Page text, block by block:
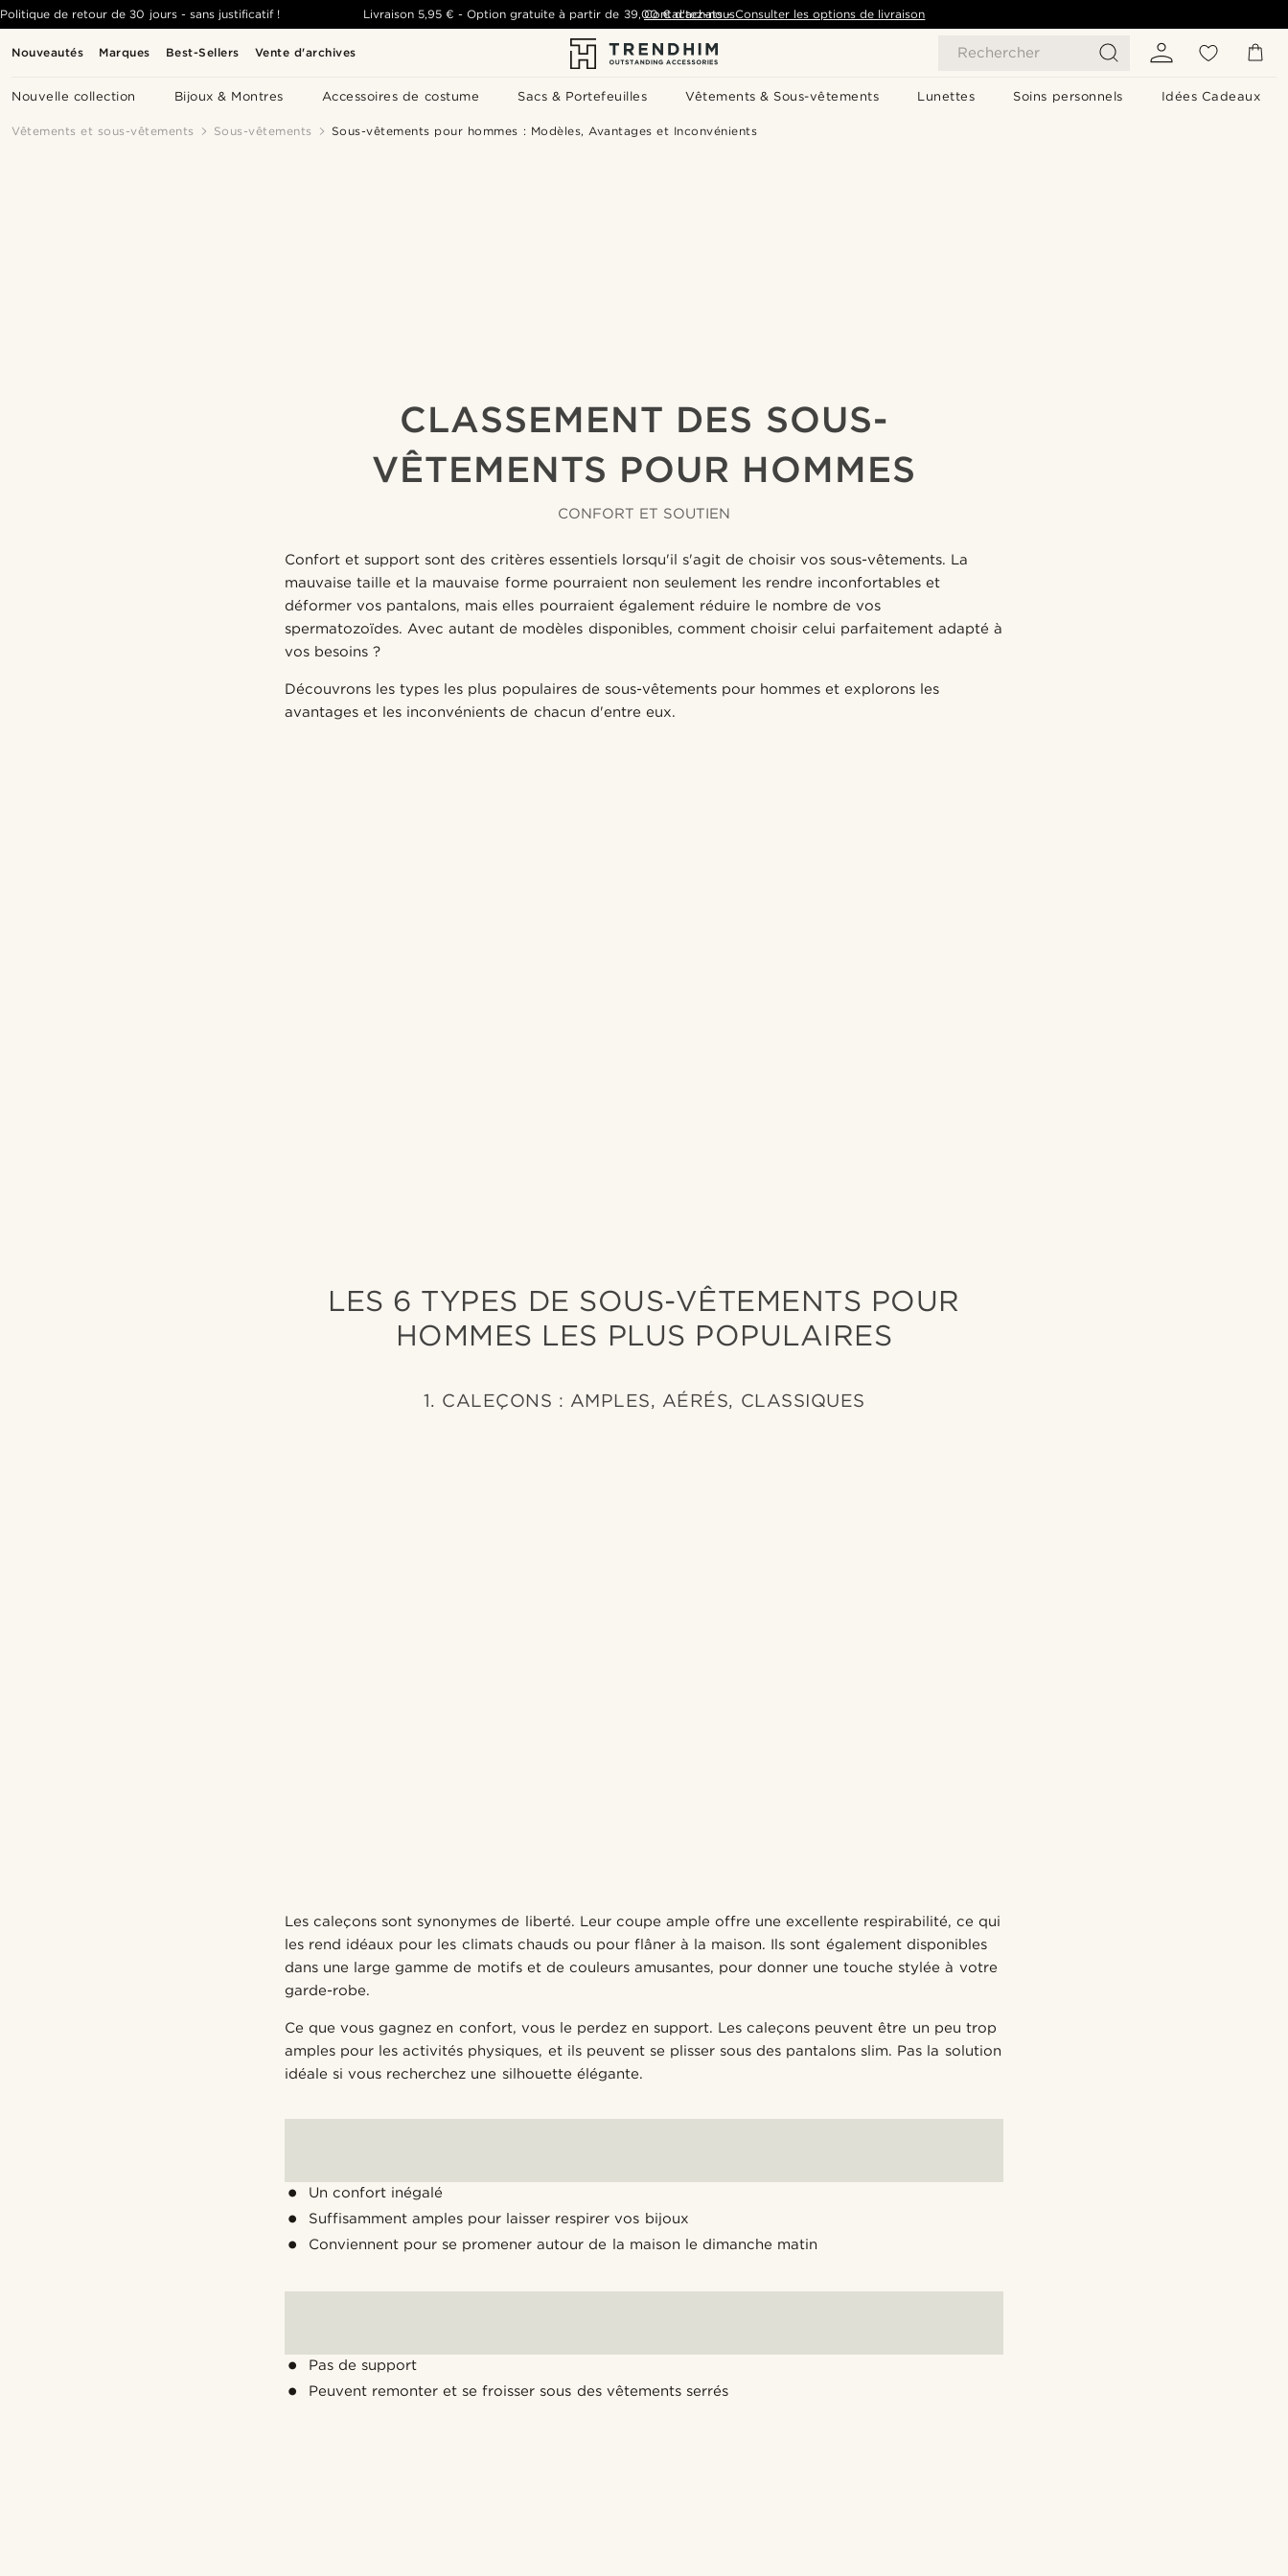
Nouveautés Marques Best-Sellers Vente d'archives Rechercher
Nouvelle collection Bijoux & Montres Accessoires de costume Sacs & Portefeuilles Vêtements & Sous-vêtements Lunettes Soins personnels Idées Cadeaux
Politique de retour de 30 jours - sans justificatif ! Livraison 5,95 € -Option gratuite à partir de 39,00 € d'achats- Consulter les options de livraison
Contactez-nous
Vêtements et sous-vêtements Sous-vêtements Sous-vêtements pour hommes : Modèles, Avantages et Inconvénients
CLASSEMENT DES SOUS-
VÊTEMENTS POUR HOMMES
CONFORT ET SOUTIEN
Confort et support sont des critères essentiels lorsqu'il s'agit de choisir vos sous-vêtements. La
mauvaise taille et la mauvaise forme pourraient non seulement les rendre inconfortables et
déformer vos pantalons, mais elles pourraient également réduire le nombre de vos
spermatozoïdes. Avec autant de modèles disponibles, comment choisir celui parfaitement adapté à
vos besoins ?
Découvrons les types les plus populaires de sous-vêtements pour hommes et explorons les
avantages et les inconvénients de chacun d'entre eux.
LES 6 TYPES DE SOUS-VÊTEMENTS POUR
HOMMES LES PLUS POPULAIRES
1. CALEÇONS : AMPLES, AÉRÉS, CLASSIQUES
Les caleçons sont synonymes de liberté. Leur coupe ample offre une excellente respirabilité, ce qui
les rend idéaux pour les climats chauds ou pour flâner à la maison. Ils sont également disponibles
dans une large gamme de motifs et de couleurs amusantes, pour donner une touche stylée à votre
garde-robe.
Ce que vous gagnez en confort, vous le perdez en support. Les caleçons peuvent être un peu trop
amples pour les activités physiques, et ils peuvent se plisser sous des pantalons slim. Pas la solution
idéale si vous recherchez une silhouette élégante.
Un confort inégalé
Suffisamment amples pour laisser respirer vos bijoux
Conviennent pour se promener autour de la maison le dimanche matin
Pas de support
Peuvent remonter et se froisser sous des vêtements serrés